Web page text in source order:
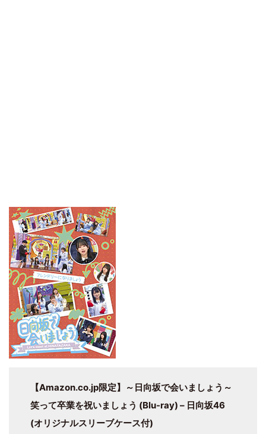
【Amazon.co.jp限定】～日向坂で会いましょう～
笑って卒業を祝いましょう (Blu-ray) – 日向坂46
(オリジナルスリーブケース付)